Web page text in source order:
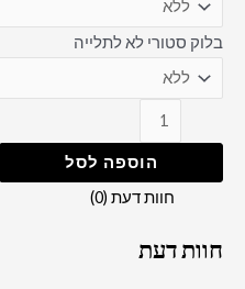
בלוק סטורי לא לתלייה
הוספה לסל
חוות דעת (0)
חוות דעת